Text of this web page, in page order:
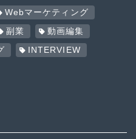
Webマーケティング
副業 動画編集
INTERVIEW